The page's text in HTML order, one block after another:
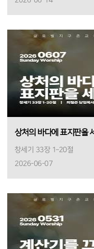
상처의 바다에 표지판을
창세기 33장 1–20절
2026-06-07